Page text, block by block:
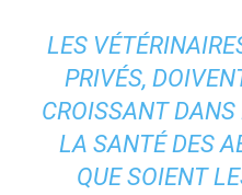
LES
PRIVÉS,
CROISSANT
LA SANTÉ DES
QUE SOIENT